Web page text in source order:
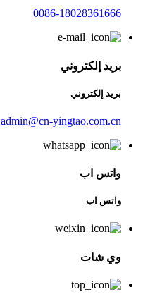
0086-18028361666
بريد إلكتروني
بريد إلكتروني
admin@cn-yingtao.com.cn
واتس اب
واتس اب
وي شات